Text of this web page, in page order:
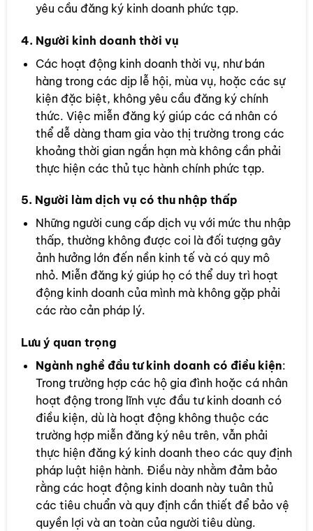
yêu cầu đăng ký kinh doanh phức tạp.
4. Người kinh doanh thời vụ
Các hoạt động kinh doanh thời vụ, như bán
hàng trong các dịp lễ hội, mùa vụ, hoặc các sự
kiện đặc biệt, không yêu cầu đăng ký chính
thức. Việc miễn đăng ký giúp các cá nhân có
thể dễ dàng tham gia vào thị trường trong các
khoảng thời gian ngắn hạn mà không cần phải
thực hiện các thủ tục hành chính phức tạp.
5. Người làm dịch vụ có thu nhập thấp
Những người cung cấp dịch vụ với mức thu nhập
thấp, thường không được coi là đối tượng gây
ảnh hưởng lớn đến nền kinh tế và có quy mô
nhỏ. Miễn đăng ký giúp họ có thể duy trì hoạt
động kinh doanh của mình mà không gặp phải
các rào cản pháp lý.
Lưu ý quan trọng
Ngành nghề đầu tư kinh doanh có điều kiện:
Trong trường hợp các hộ gia đình hoặc cá nhân
hoạt động trong lĩnh vực đầu tư kinh doanh có
điều kiện, dù là hoạt động không thuộc các
trường hợp miễn đăng ký nêu trên, vẫn phải
thực hiện đăng ký kinh doanh theo các quy định
pháp luật hiện hành. Điều này nhằm đảm bảo
rằng các hoạt động kinh doanh này tuân thủ
các tiêu chuẩn và quy định cần thiết để bảo vệ
quyền lợi và an toàn của người tiêu dùng.